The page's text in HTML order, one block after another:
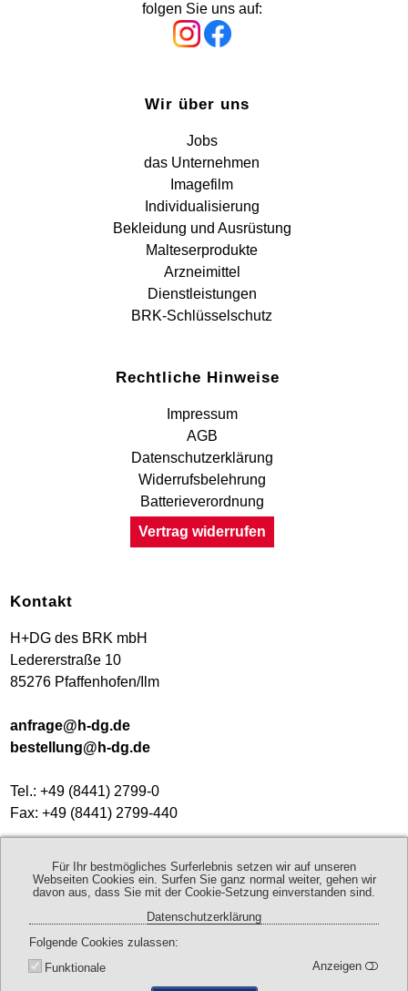
Für Ihr bestmögliches Surferlebnis setzen wir auf unseren
Webseiten Cookies ein. Surfen Sie ganz normal weiter, gehen wir
davon aus, dass Sie mit der Cookie-Setzung einverstanden sind.
Datenschutzerklärung
Folgende Cookies zulassen
Funktionale Anzeigen
folgen Sie uns auf:
Wir über uns
Jobs
das Unternehmen
Imagefilm
Individualisierung
Bekleidung und Ausrüstung
Malteserprodukte
Arzneimittel
Dienstleistungen
BRK-Schlüsselschutz
Rechtliche Hinweise
Impressum
AGB
Datenschutzerklärung
Widerrufsbelehrung
Batterieverordnung
Vertrag widerrufen
Kontakt
H+DG des BRK mbH
Ledererstraße 10
85276 Pfaffenhofen/Ilm
anfrage@h-dg.de
bestellung@h-dg.de
Tel.: +49 (8441) 2799-0
Fax: +49 (8441) 2799-440
Mo - Do 8:00 - 17:00 Uhr
Fr 8:00 - 13:00 Uhr
Kontaktdaten
Anfahrt